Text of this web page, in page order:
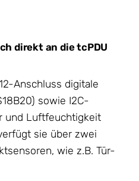
direkt an die tcPDU
Anschluss digitale
sowie I2C-
und Luftfeuchtigkeit
sie über zwei
wie z.B. Tür-